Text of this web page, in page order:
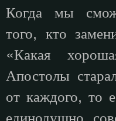
Когда мы
того, кто
«Какая
Апостолы
от каждого, то
единодушно